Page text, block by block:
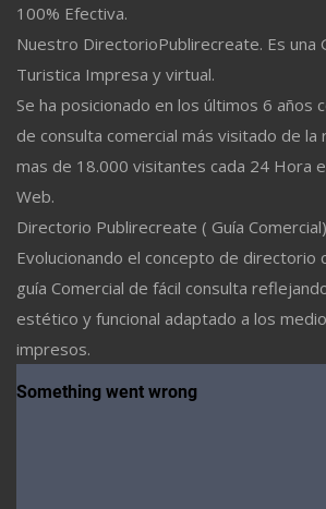
100% Efectiva.
Nuestro DirectorioPublirecreate. Es una
Turistica Impresa y virtual.
Se ha posicionado en los últimos 6 años
de consulta comercial más visitado de la
mas de 18.000 visitantes cada 24 Hora
Web.
Directorio Publirecreate ( Guía Comercial)
Evolucionando el concepto de directorio
guía Comercial de fácil consulta
estético y funcional adaptado a los
impresos.